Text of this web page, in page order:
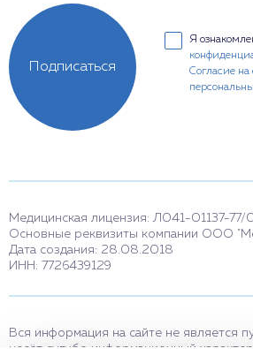
Я
Согласие на
Подписаться
Медицинская лицензия: Л041-01137-
Основные реквизиты компании ООО
Дата создания: 28.08.2018
ИНН: 7726439129
Вся информация на сайте не является
несёт сугубо информационный